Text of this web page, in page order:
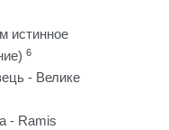
истинное
6
- Велике
- Ramis